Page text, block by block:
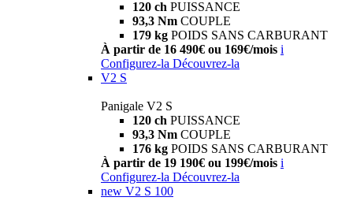
120 ch PUISSANCE
93,3 Nm COUPLE
179 kg POIDS SANS CARBURANT
À partir de 16 490€ ou 169€/mois i
Configurez-la Découvrez-la
V2 S
Panigale V2 S
120 ch PUISSANCE
93,3 Nm COUPLE
176 kg POIDS SANS CARBURANT
À partir de 19 190€ ou 199€/mois i
Configurez-la Découvrez-la
new V2 S 100